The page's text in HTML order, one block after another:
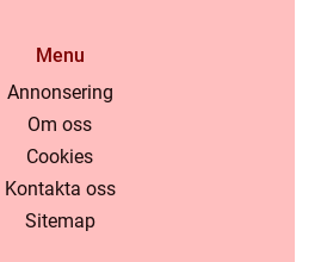
Menu
Annonsering
Om oss
Cookies
Kontakta oss
Sitemap